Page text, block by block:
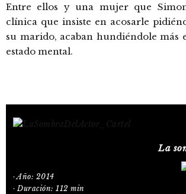
Entre ellos y una mujer que
clínica que insiste en acosarle
su marido, acaban hundiéndole más
estado mental.
La
· Año: 2014
· Duración: 112 min